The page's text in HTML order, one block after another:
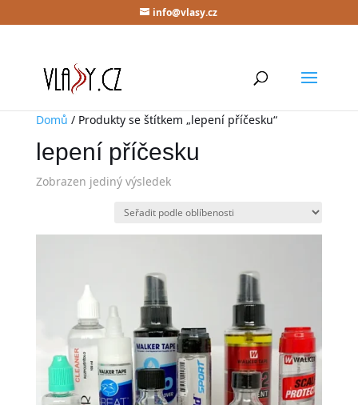
info@vlasy.cz
Domů / Produkty se štítkem „lepení příčesku“
lepení příčesku
Zobrazen jediný výsledek